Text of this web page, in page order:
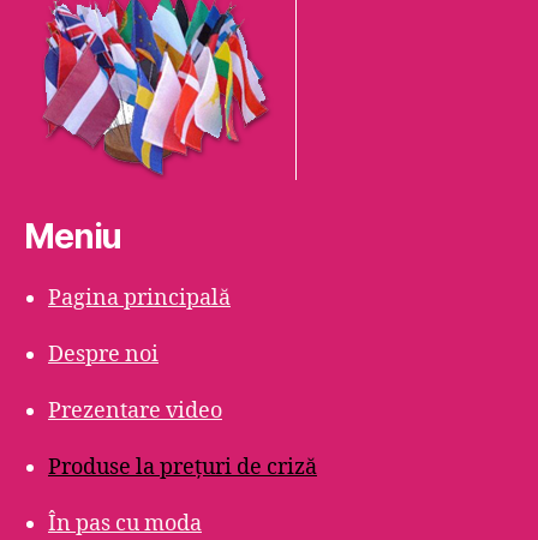
Meniu
Pagina principală
Despre noi
Prezentare video
Produse la prețuri de criză
În pas cu moda